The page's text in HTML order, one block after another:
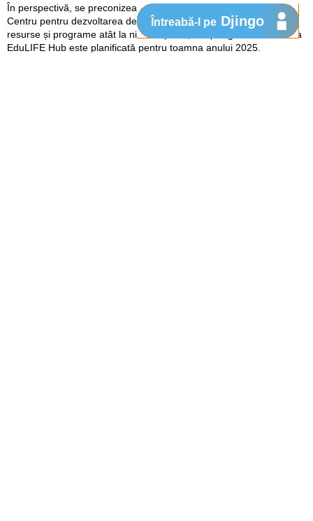
În perspectivă, se preconizează ca EduLIFE Hub să devină un
Centru pentru dezvoltarea deprinderilor de viață a tinerilor, oferind
resurse și programe atât la nivel național, cât și regional. Lansarea
EduLIFE Hub este planificată pentru toamna anului 2025.
Întreabă-l pe Djingo